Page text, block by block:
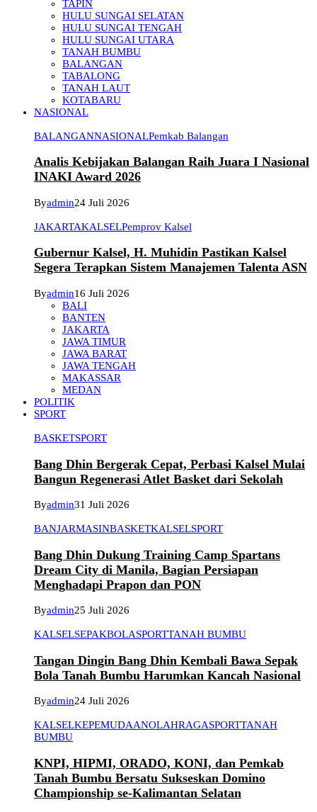
TAPIN
HULU SUNGAI SELATAN
HULU SUNGAI TENGAH
HULU SUNGAI UTARA
TANAH BUMBU
BALANGAN
TABALONG
TANAH LAUT
KOTABARU
NASIONAL
BALANGANNASIONALPemkab Balangan
Analis Kebijakan Balangan Raih Juara I Nasional
INAKI Award 2026
Byadmin24 Juli 2026
JAKARTAKALSELPemprov Kalsel
Gubernur Kalsel, H. Muhidin Pastikan Kalsel
Segera Terapkan Sistem Manajemen Talenta ASN
Byadmin16 Juli 2026
BALI
BANTEN
JAKARTA
JAWA TIMUR
JAWA BARAT
JAWA TENGAH
MAKASSAR
MEDAN
POLITIK
SPORT
BASKETSPORT
Bang Dhin Bergerak Cepat, Perbasi Kalsel Mulai
Bangun Regenerasi Atlet Basket dari Sekolah
Byadmin31 Juli 2026
BANJARMASINBASKETKALSELSPORT
Bang Dhin Dukung Training Camp Spartans
Dream City di Manila, Bagian Persiapan
Menghadapi Prapon dan PON
Byadmin25 Juli 2026
KALSELSEPAKBOLASPORTTANAH BUMBU
Tangan Dingin Bang Dhin Kembali Bawa Sepak
Bola Tanah Bumbu Harumkan Kancah Nasional
Byadmin24 Juli 2026
KALSELKEPEMUDAANOLAHRAGASPORTTANAH
BUMBU
KNPI, HIPMI, ORADO, KONI, dan Pemkab
Tanah Bumbu Bersatu Sukseskan Domino
Championship se-Kalimantan Selatan